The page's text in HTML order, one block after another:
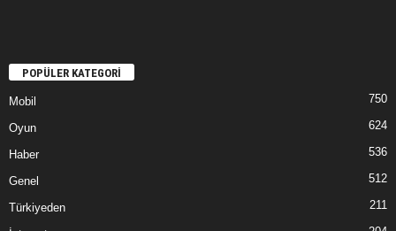
POPÜLER KATEGORİ
Mobil 750
Oyun 624
Haber 536
Genel 512
Türkiyeden 211